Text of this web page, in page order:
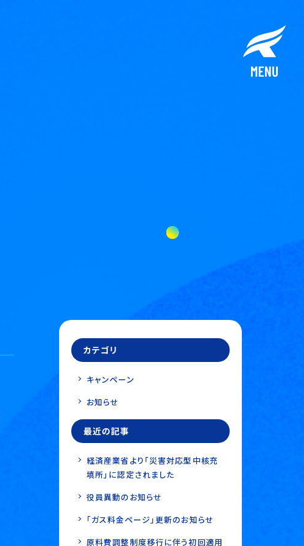
カテゴリ
キャンペーン
お知らせ
最近の記事
経済産業省より「災害対応型中核充
填所」に認定されました
役員異動のお知らせ
「ガス料金ページ」更新のお知らせ
原料費調整制度移行に伴う初回適用